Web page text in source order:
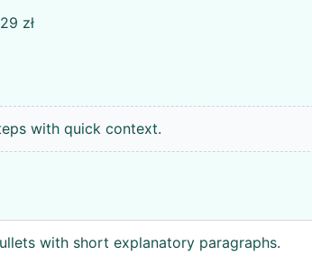
zł
with quick context.
with short explanatory paragraphs.